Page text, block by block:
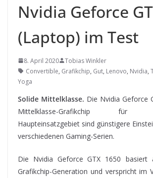
Nvidia Geforce
(Laptop) im Test
8. April 2020
Tobias Winkler
Convertible, Grafikchip, Gut, Lenovo, Nvidia,
Yoga
Solide Mittelklasse. Die Nvidia Geforce
Mittelklasse-Grafikchip für
Haupteinsatzgebiet sind günstigere
verschiedenen Gaming-Serien.
Die Nvidia Geforce GTX 1650 basiert
Grafikchip-Generation und verspricht im